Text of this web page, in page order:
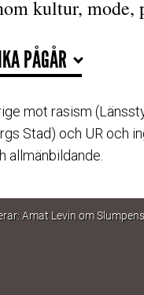
kultur,
PÅGÅR
mot rasism
Stad) och UR och
allmänbildande.